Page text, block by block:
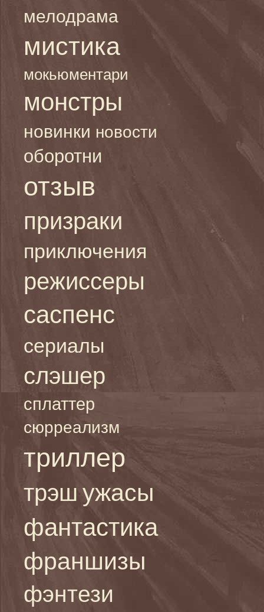
мелодрама
мистика
мокьюментари
монстры
новинки новости
оборотни
отзыв
призраки
приключения
режиссеры
саспенс
сериалы
слэшер
сплаттер
сюрреализм
триллер
трэш ужасы
фантастика
франшизы
фэнтези